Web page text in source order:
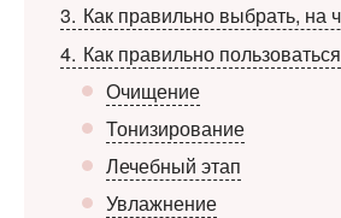
3 Как правильно выбрать, на
4 Как правильно пользоваться
Очищение
Тонизирование
Лечебный этап
Увлажнение